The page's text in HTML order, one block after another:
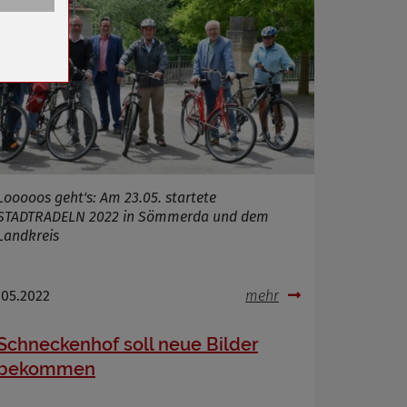
geht's: Am 23.05. startete
2022 in Sömmerda und dem
mehr
soll neue Bilder